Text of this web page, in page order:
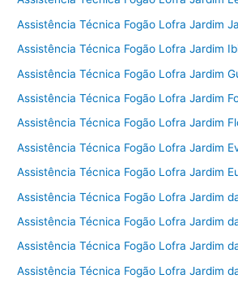
Assistência Técnica Fogão Lofra Jardim
Assistência Técnica Fogão Lofra Jardim
Assistência Técnica Fogão Lofra Jardim
Assistência Técnica Fogão Lofra Jardim
Assistência Técnica Fogão Lofra Jardim
Assistência Técnica Fogão Lofra Jardim
Assistência Técnica Fogão Lofra Jardim
Assistência Técnica Fogão Lofra Jardim
Assistência Técnica Fogão Lofra Jardim
Assistência Técnica Fogão Lofra Jardim
Assistência Técnica Fogão Lofra Jardim